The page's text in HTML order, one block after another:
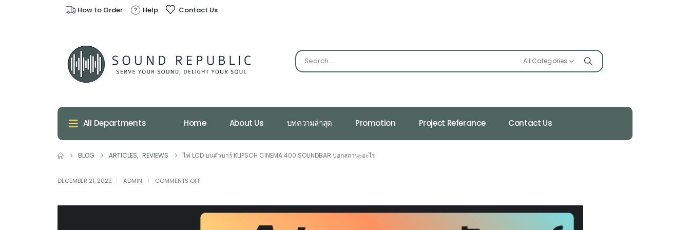
How to Order Help Contact Us
All Categories
All Departments Home About Us บทความล่าสุด Promotion Project Referance Contact Us
BLOG ARTICLES, REVIEWS ไฟ LCD บนตัวบาร์ KLIPSCH CINEMA 400 SOUNDBAR บอกสถานะอะไร
DECEMBER 21, 2022 ADMIN COMMENTS OFFON
LCD
บน